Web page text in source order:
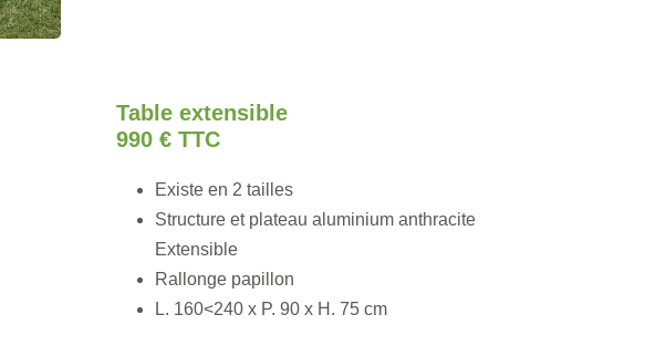
Table extensible
990 € TTC
Existe en 2 tailles
Structure et plateau aluminium anthracite
Extensible
Rallonge papillon
L. 160<240 x P. 90 x H. 75 cm